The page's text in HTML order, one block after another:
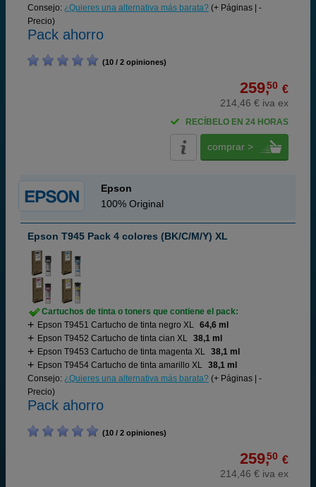
Consejo: ¿Quieres una alternativa más barata? (+ Páginas | -
Precio)
Pack ahorro
(10 / 2 opiniones)
259,50 €
214,46 € iva ex
RECÍBELO EN 24 HORAS
comprar >
Epson
100% Original
Epson T945 Pack 4 colores (BK/C/M/Y) XL
Cartuchos de tinta o toners que contiene el pack:
Epson T9451 Cartucho de tinta negro XL 64,6 ml
Epson T9452 Cartucho de tinta cian XL 38,1 ml
Epson T9453 Cartucho de tinta magenta XL 38,1 ml
Epson T9454 Cartucho de tinta amarillo XL 38,1 ml
Consejo: ¿Quieres una alternativa más barata? (+ Páginas | -
Precio)
Pack ahorro
(10 / 2 opiniones)
259,50 €
214,46 € iva ex